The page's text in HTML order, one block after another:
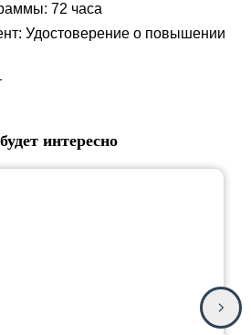
72 часа
Удостоверение о повышении
интересно